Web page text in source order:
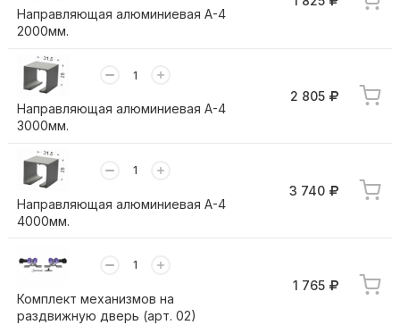
Направляющая алюминиевая А-4
2000мм.
Направляющая алюминиевая А-4
3000мм.
2 805
Направляющая алюминиевая А-4
4000мм.
3 740
Комплект механизмов на
раздвижную дверь (арт. 02)
1 765